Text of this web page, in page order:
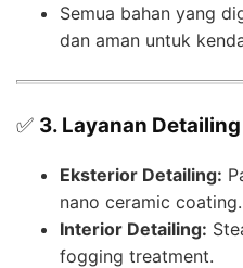
Semua bahan yang
dan aman untuk
✅ 3. Layanan
Eksterior Detailing:
nano ceramic coating.
Interior Detailing:
fogging treatment.